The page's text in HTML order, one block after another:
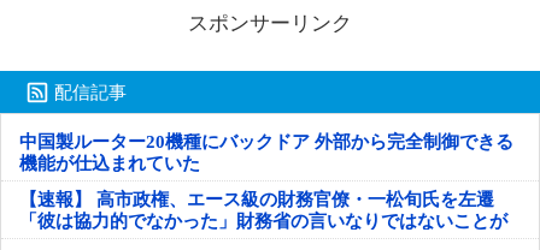
スポンサーリンク
配信記事
中国製ルーター20機種にバックドア 外部から完全制御できる
機能が仕込まれていた
【速報】 高市政権、エース級の財務官僚・一松旬氏を左遷
「彼は協力的でなかった」財務省の言いなりではないことが
判明